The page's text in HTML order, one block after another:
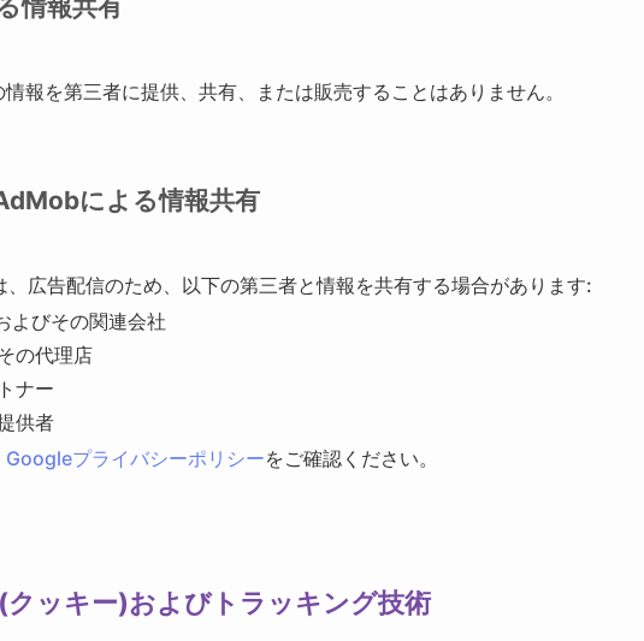
情報共有
報を第三者に提供、共有、または販売することはありません。
による情報共有
広告配信のため、以下の第三者と情報を共有する場合があります:
よびその関連会社
の代理店
ナー
供者
Googleプライバシーポリシーをご確認ください。
ッキー)およびトラッキング技術